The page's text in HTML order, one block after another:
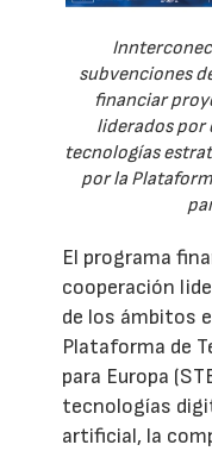
subvenciones
financiar
liderados por
tecnologías
por la
El programa
cooperación
de los ámbitos
Plataforma de
para Europa
tecnologías
artificial, la